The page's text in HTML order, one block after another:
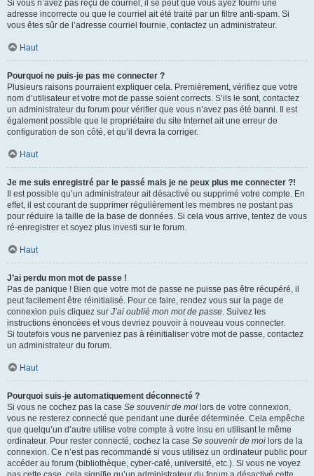
Si vous n’avez pas reçu de courriel, il se peut que vous ayez fourni une
adresse incorrecte ou que le courriel ait été traité par un filtre anti-spam. Si
vous êtes sûr de l’adresse courriel fournie, contactez un administrateur.
Haut
Pourquoi ne puis-je pas me connecter ?
Plusieurs raisons pourraient expliquer cela. Premièrement, vérifiez que votre
nom d’utilisateur et votre mot de passe soient corrects. S’ils le sont, contactez
un administrateur du forum pour vérifier que vous n’avez pas été banni. Il est
également possible que le propriétaire du site Internet ait une erreur de
configuration de son côté, et qu’il devra la corriger.
Haut
Je me suis enregistré par le passé mais je ne peux plus me connecter ?!
Il est possible qu’un administrateur ait désactivé ou supprimé votre compte. En
effet, il est courant de supprimer régulièrement les membres ne postant pas
pour réduire la taille de la base de données. Si cela vous arrive, tentez de vous
ré-enregistrer et soyez plus investi sur le forum.
Haut
J’ai perdu mon mot de passe !
Pas de panique ! Bien que votre mot de passe ne puisse pas être récupéré, il
peut facilement être réinitialisé. Pour ce faire, rendez vous sur la page de
connexion puis cliquez sur J’ai oublié mon mot de passe. Suivez les
instructions énoncées et vous devriez pouvoir à nouveau vous connecter.
Si toutefois vous ne parveniez pas à réinitialiser votre mot de passe, contactez
un administrateur du forum.
Haut
Pourquoi suis-je automatiquement déconnecté ?
Si vous ne cochez pas la case Se souvenir de moi lors de votre connexion,
vous ne resterez connecté que pendant une durée déterminée. Cela empêche
que quelqu’un d’autre utilise votre compte à votre insu en utilisant le même
ordinateur. Pour rester connecté, cochez la case Se souvenir de moi lors de la
connexion. Ce n’est pas recommandé si vous utilisez un ordinateur public pour
accéder au forum (bibliothèque, cyber-café, université, etc.). Si vous ne voyez